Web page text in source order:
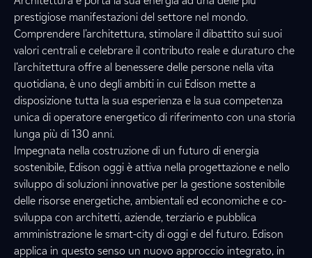
prestigiose manifestazioni del settore nel mondo.
Comprendere l’architettura, stimolare il dibattito sui suoi
valori centrali e celebrare il contributo reale e duraturo che
l’architettura offre al benessere delle persone nella vita
quotidiana, è uno degli ambiti in cui Edison mette a
disposizione tutta la sua esperienza e la sua competenza
unica di operatore energetico di riferimento con una storia
lunga più di 130 anni.
Impegnata nella costruzione di un futuro di energia
sostenibile, Edison oggi è attiva nella progettazione e nello
sviluppo di soluzioni innovative per la gestione sostenibile
delle risorse energetiche, ambientali ed economiche e co-
sviluppa con architetti, aziende, terziario e pubblica
amministrazione le smart-city di oggi e del futuro. Edison
applica in questo senso un nuovo approccio integrato, in